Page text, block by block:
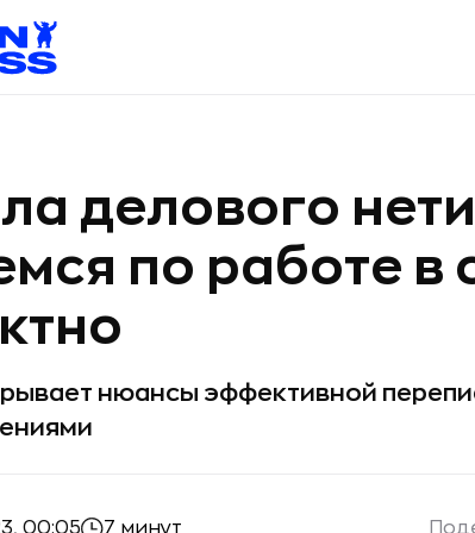
делового
по работе в
нюансы эффективной
00:05 7 минут